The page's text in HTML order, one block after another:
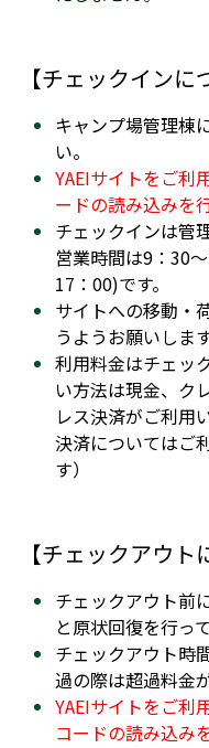
【チェックインに
キャンプ場管理棟
い。
YAEIサイトをご利
ードの読み込みを
チェックインは管
営業時間は9：30
17：00)です。
サイトへの移動・
うようお願いします
利用料金はチェッ
い方法は現金、ク
レス決済がご利用
決済についてはご
す）
【チェックアウト
チェックアウト前
と原状回復を行っ
チェックアウト時
過の際は超過料金
YAEIサイトをご利
コードの読み込み